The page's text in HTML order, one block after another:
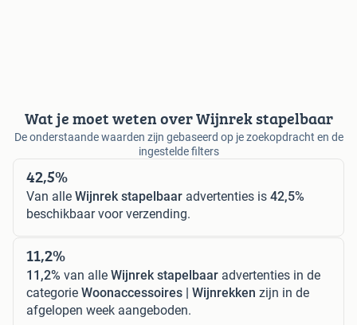
Wat je moet weten over Wijnrek stapelbaar
De onderstaande waarden zijn gebaseerd op je zoekopdracht en de
ingestelde filters
42,5%
Van alle Wijnrek stapelbaar advertenties is 42,5%
beschikbaar voor verzending.
11,2%
11,2% van alle Wijnrek stapelbaar advertenties in de
categorie Woonaccessoires | Wijnrekken zijn in de
afgelopen week aangeboden.